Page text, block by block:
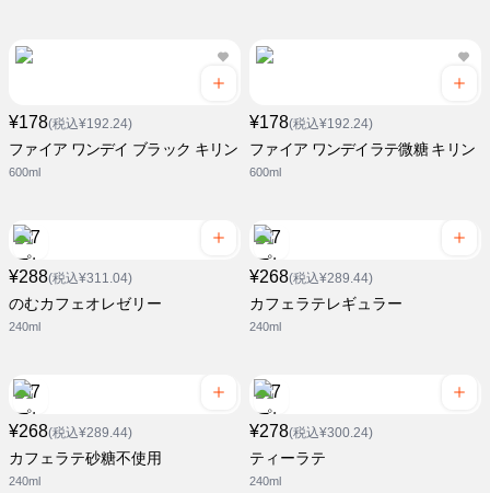
¥178(税込¥192.24)
ファイア ワンデイ ブラック キリン
600ml
¥178(税込¥192.24)
ファイア ワンデイラテ微糖 キリン
600ml
¥288(税込¥311.04)
のむカフェオレゼリー
240ml
¥268(税込¥289.44)
カフェラテレギュラー
240ml
¥268(税込¥289.44)
カフェラテ砂糖不使用
240ml
¥278(税込¥300.24)
ティーラテ
240ml